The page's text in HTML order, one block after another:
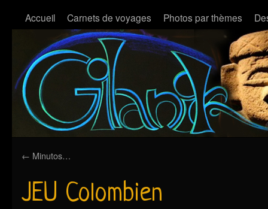
Accueil Carnets de voyages Photos par thèmes
← Minutos…
JEU Colombien